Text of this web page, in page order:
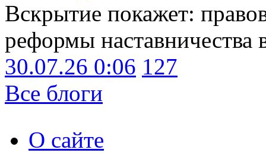
Вскрытие покажет:
реформы наставничества
30.07.26 0:06 127
Все блоги
О сайте